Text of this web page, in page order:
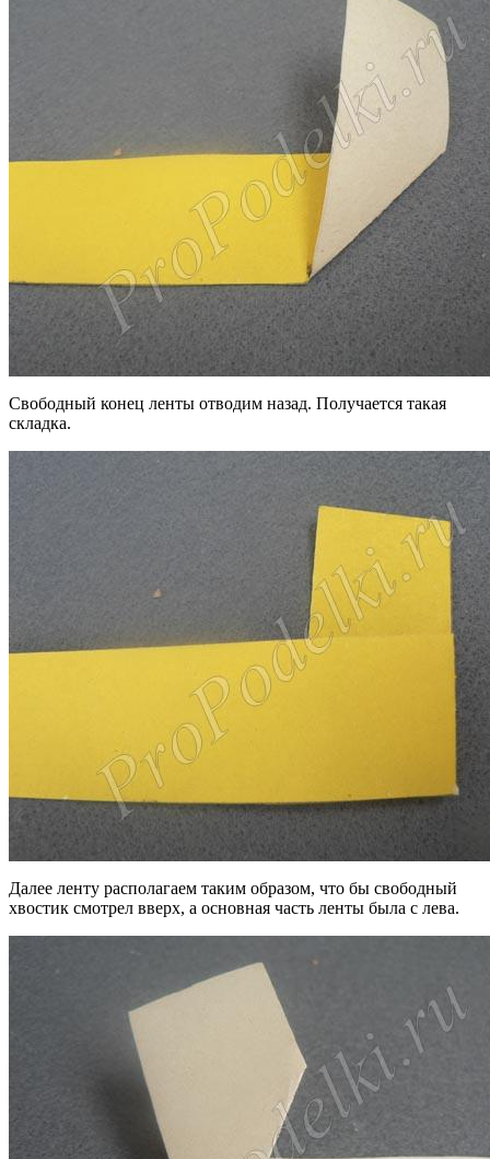
Свободный конец ленты отводим назад. Получается такая
складка.
Далее ленту располагаем таким образом, что бы свободный
хвостик смотрел вверх, а основная часть ленты была с лева.